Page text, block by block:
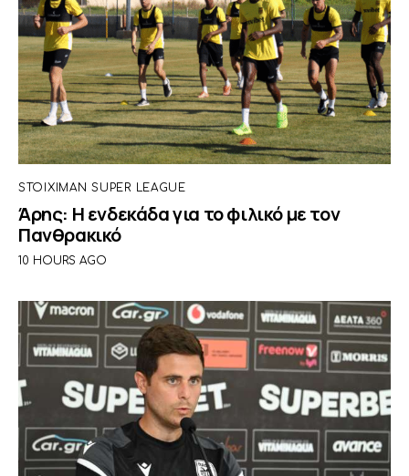
STOIXIMAN SUPER LEAGUE
Άρης: Η ενδεκάδα για το φιλικό με τον
Πανθρακικό
10 HOURS AGO